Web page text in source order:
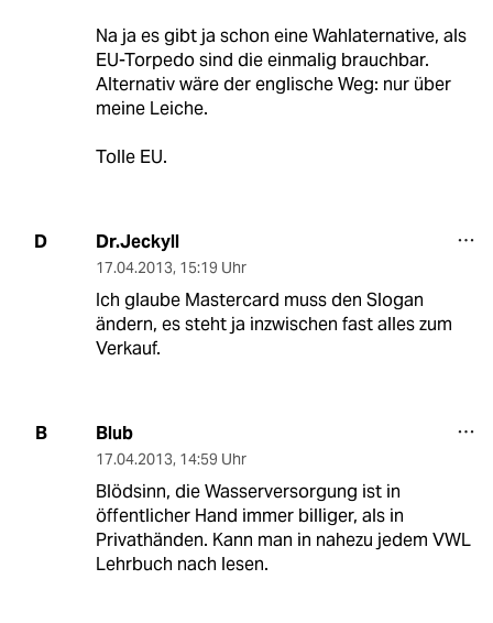
Na ja es gibt ja schon eine Wahlaternative, als
EU-Torpedo sind die einmalig brauchbar.
Alternativ wäre der englische Weg: nur über
meine Leiche.
Tolle EU.
D Dr.Jeckyll
17.04.2013, 15:19 Uhr
Ich glaube Mastercard muss den Slogan
ändern, es steht ja inzwischen fast alles zum
Verkauf.
B Blub
17.04.2013, 14:59 Uhr
Blödsinn, die Wasserversorgung ist in
öffentlicher Hand immer billiger, als in
Privathänden. Kann man in nahezu jedem VWL
Lehrbuch nach lesen.